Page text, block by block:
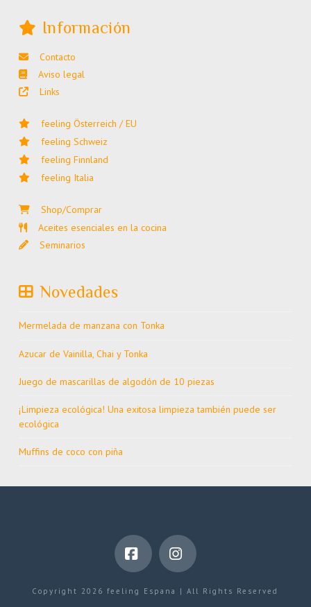
Información
Contacto
Aviso legal
Links
feeling Österreich / EU
feeling Schweiz
feeling Finnland
feeling Italia
Shop/Comprar
Aceites esenciales en la cocina
Seminarios
Novedades
Mermelada de manzana con Tonka
Azucar de Vainilla, Chai y Tonka
Juego de mascarillas de algodón de 10 piezas
¡Limpieza ecológica! Una exitosa limpieza también puede ser
ecológica
Muffins de coco con piña
FacebookInstagram
Copyright 2026 feeling Espana | All Rights Reserved